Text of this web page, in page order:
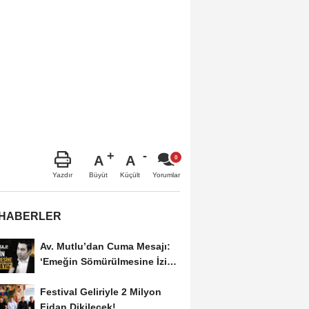
Yazdır
A
Büyüt
A
Küçült Yorumlar
Av. Mutlu’dan Cuma Mesajı:
‘Emeğin Sömürülmesine İzin
Festival Geliriyle 2 Milyon